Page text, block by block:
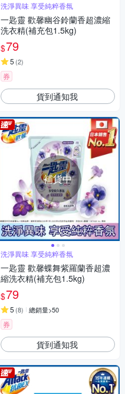
洗淨異味 享受純粹香氛
一匙靈 歡馨幽谷鈴蘭香超濃縮
洗衣精(補充包1.5kg)
$79
5 (2)
券
貨到通知我
補貨中
洗淨異味 享受純粹香氛
一匙靈 歡馨蝶舞紫羅蘭香超濃
縮洗衣精(補充包1.5kg)
$79
5 (8) 總銷量>50
券
貨到通知我